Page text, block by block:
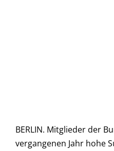
BERLIN. Mitglieder der
vergangenen Jahr hohe